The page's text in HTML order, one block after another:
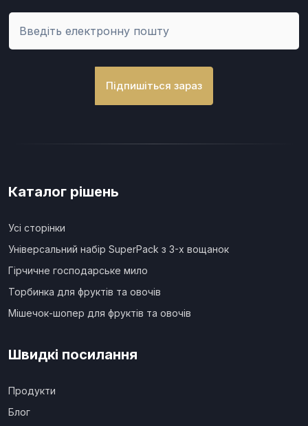
Підпишіться зараз
Каталог рішень
Усі сторінки
Універсальний набір SuperPack з 3-х вощанок
Гірчичне господарське мило
Торбинка для фруктів та овочів
Мішечок-шопер для фруктів та овочів
Швидкі посилання
Продукти
Блог